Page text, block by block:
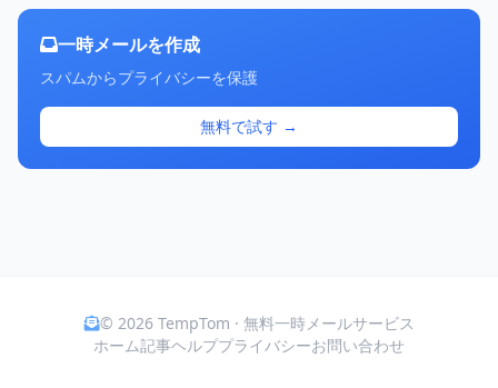
一時メールを作成
スパムからプライバシーを保護
無料で試す →
© 2026 TempTom · 無料一時メールサービス
ホーム記事ヘルププライバシーお問い合わせ